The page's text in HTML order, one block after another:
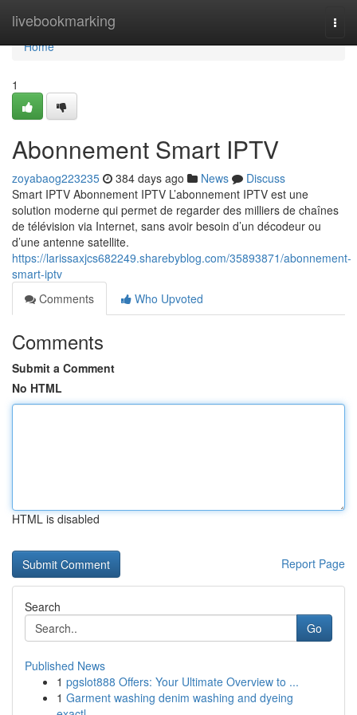
livebookmarking
Home
Home
1
Abonnement Smart IPTV
zoyabaog223235 384 days ago News
Discuss
Smart IPTV Abonnement IPTV L’abonnement IPTV est une
solution moderne qui permet de regarder des milliers de chaînes
de télévision via Internet, sans avoir besoin d’un décodeur ou
d’une antenne satellite.
https://larissaxjcs682249.sharebyblog.com/35893871/abonnement-
smart-iptv
Comments
Who Upvoted
Comments
Submit a Comment
No HTML
HTML is disabled
Report Page
Search
Go
Published News
1 pgslot888 Offers: Your Ultimate Overview to ...
1 Garment washing denim washing and dyeing